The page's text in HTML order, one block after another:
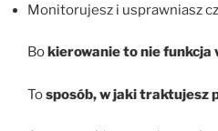
Monitorujesz i usprawniasz
Bo kierowanie to nie funkcja
Tosposób, w jaki traktujesz